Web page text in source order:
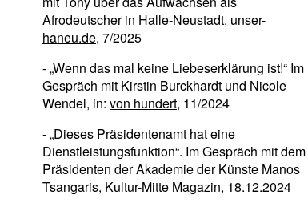
Afrodeutscher in Halle-Neustadt, unser-
haneu.de, 7/2025
- „Wenn das mal keine Liebeserklärung ist!“ Im
Gespräch mit Kirstin Burckhardt und Nicole
Wendel, in: von hundert, 11/2024
- „Dieses Präsidentenamt hat eine
Dienstleistungsfunktion“. Im Gespräch mit dem
Präsidenten der Akademie der Künste Manos
Tsangaris, Kultur-Mitte Magazin, 18.12.2024